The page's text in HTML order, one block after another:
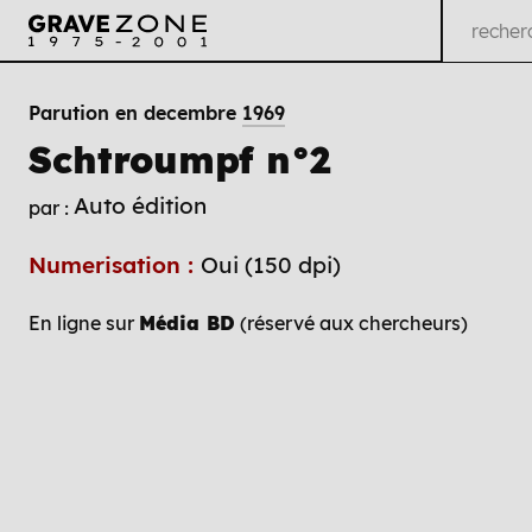
Parution en decembre 1969
Schtroumpf n°2
par : Auto édition
Numerisation : Oui (150 dpi)
En ligne sur Média BD (réservé aux chercheurs)